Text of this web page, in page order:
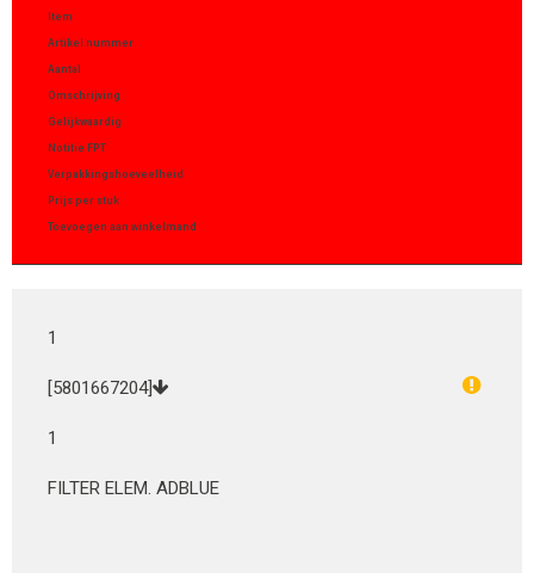
Item
Artikel nummer
Aantal
Omschrijving
Gelijkwaardig
Notitie FPT
Verpakkingshoeveelheid
Prijs per stuk
Toevoegen aan winkelmand
1
[5801667204]
1
FILTER ELEM. ADBLUE